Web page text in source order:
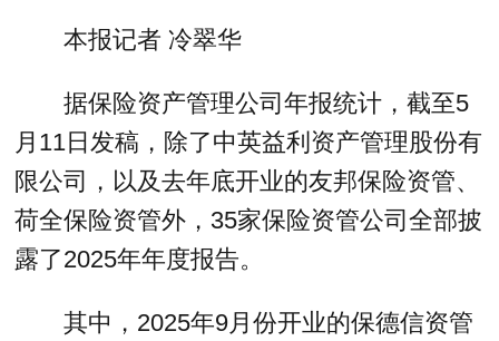
本报记者 冷翠华
据保险资产管理公司年报统计，截至5
月11日发稿，除了中英益利资产管理股份有
限公司，以及去年底开业的友邦保险资管、
荷全保险资管外，35家保险资管公司全部披
露了2025年年度报告。
其中，2025年9月份开业的保德信资管